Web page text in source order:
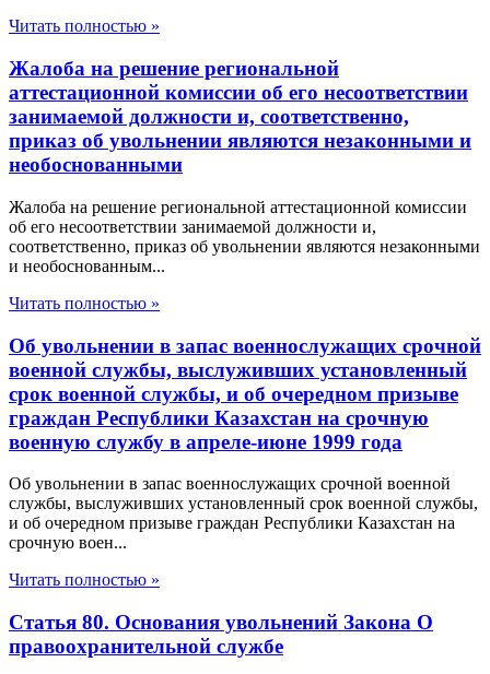
Читать полностью »
Жалоба на решение региональной
аттестационной комиссии об его несоответствии
занимаемой должности и, соответственно,
приказ об увольнении являются незаконными и
необоснованными
Жалоба на решение региональной аттестационной комиссии
об его несоответствии занимаемой должности и,
соответственно, приказ об увольнении являются незаконными
и необоснованным...
Читать полностью »
Об увольнении в запас военнослужащих срочной
военной службы, выслуживших установленный
срок военной службы, и об очередном призыве
граждан Республики Казахстан на срочную
военную службу в апреле-июне 1999 года
Об увольнении в запас военнослужащих срочной военной
службы, выслуживших установленный срок военной службы,
и об очередном призыве граждан Республики Казахстан на
срочную воен...
Читать полностью »
Статья 80. Основания увольнений Закона О
правоохранительной службе